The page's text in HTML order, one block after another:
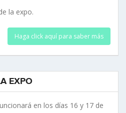
la expo.
Haga click aquí para saber más
EXPO
en los días 16 y 17 de